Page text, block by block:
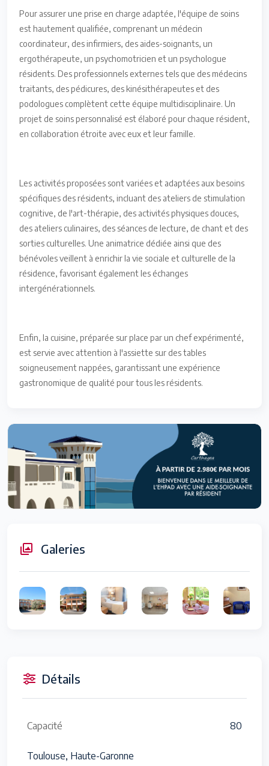
Pour assurer une prise en charge adaptée, l'équipe de soins
est hautement qualifiée, comprenant un médecin
coordinateur, des infirmiers, des aides-soignants, un
ergothérapeute, un psychomotricien et un psychologue
résidents. Des professionnels externes tels que des médecins
traitants, des pédicures, des kinésithérapeutes et des
podologues complètent cette équipe multidisciplinaire. Un
projet de soins personnalisé est élaboré pour chaque résident,
en collaboration étroite avec eux et leur famille.
Les activités proposées sont variées et adaptées aux besoins
spécifiques des résidents, incluant des ateliers de stimulation
cognitive, de l'art-thérapie, des activités physiques douces,
des ateliers culinaires, des séances de lecture, de chant et des
sorties culturelles. Une animatrice dédiée ainsi que des
bénévoles veillent à enrichir la vie sociale et culturelle de la
résidence, favorisant également les échanges
intergénérationnels.
Enfin, la cuisine, préparée sur place par un chef expérimenté,
est servie avec attention à l'assiette sur des tables
soigneusement nappées, garantissant une expérience
gastronomique de qualité pour tous les résidents.
Galeries
Détails
Capacité 80
Toulouse, Haute-Garonne